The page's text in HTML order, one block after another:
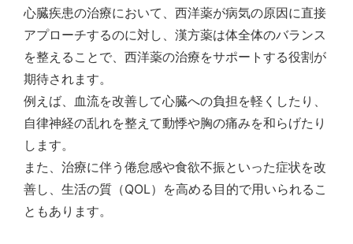
心臓疾患の治療において、西洋薬が病気の原因に直接
アプローチするのに対し、漢方薬は体全体のバランス
を整えることで、西洋薬の治療をサポートする役割が
期待されます。
例えば、血流を改善して心臓への負担を軽くしたり、
自律神経の乱れを整えて動悸や胸の痛みを和らげたり
します。
また、治療に伴う倦怠感や食欲不振といった症状を改
善し、生活の質（QOL）を高める目的で用いられるこ
ともあります。